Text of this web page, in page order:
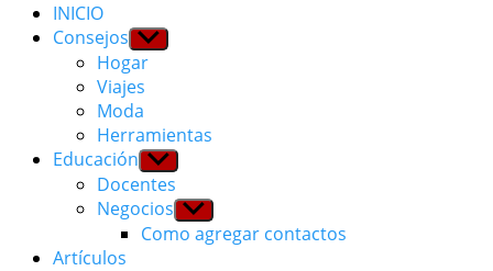
INICIO
Consejos Show
sub
menu
Hogar
Viajes
Moda
Herramientas
Educación Show
sub
menu
Docentes
Negocios Show
sub
menu
Como agregar contactos
Artículos